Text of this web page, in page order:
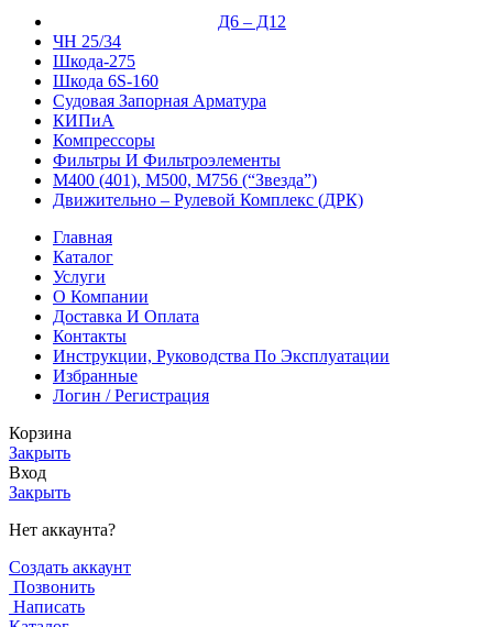
Д6 – Д12
ЧН 25/34
Шкода-275
Шкода 6S-160
Судовая Запорная Арматура
КИПиА
Компрессоры
Фильтры И Фильтроэлементы
М400 (401), М500, М756 (“Звезда”)
Движительно – Рулевой Комплекс (ДРК)
Главная
Каталог
Услуги
О Компании
Доставка И Оплата
Контакты
Инструкции, Руководства По Эксплуатации
Избранные
Логин / Регистрация
Корзина
Закрыть
Вход
Закрыть
Нет аккаунта?
Создать аккаунт
Позвонить
Написать